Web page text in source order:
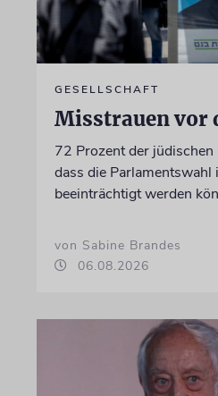
GESELLSCHAFT
Misstrauen vor
72 Prozent der
dass die Parlamentswahl
beeinträchtigt werden
von Sabine Brandes
06.08.2026